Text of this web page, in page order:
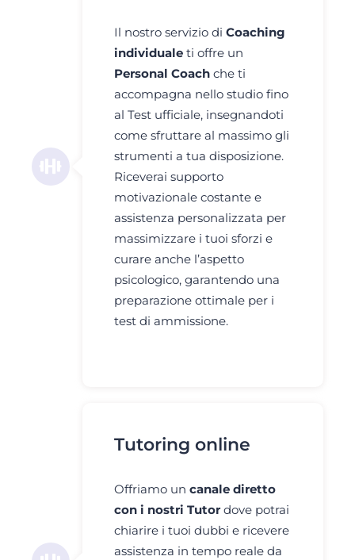
Il nostro servizio di Coaching
individuale ti offre un
Personal Coach che ti
accompagna nello studio fino
al Test ufficiale, insegnandoti
come sfruttare al massimo gli
strumenti a tua disposizione.
Riceverai supporto
motivazionale costante e
assistenza personalizzata per
massimizzare i tuoi sforzi e
curare anche l’aspetto
psicologico, garantendo una
preparazione ottimale per i
test di ammissione.
Tutoring online
Offriamo un canale diretto
con i nostri Tutor dove potrai
chiarire i tuoi dubbi e ricevere
assistenza in tempo reale da